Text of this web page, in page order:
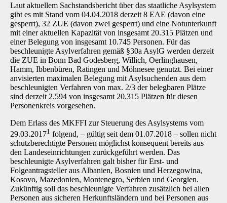
Laut aktuellem Sachstandsbericht über das staatliche Asylsystem
gibt es mit Stand vom 04.04.2018 derzeit 8 EAE (davon eine
gesperrt), 32 ZUE (davon zwei gesperrt) und eine Notunterkunft
mit einer aktuellen Kapazität von insgesamt 20.315 Plätzen und
einer Belegung von insgesamt 10.745 Personen. Für das
beschleunigte Asylverfahren gemäß §30a AsylG werden derzeit
die ZUE in Bonn Bad Godesberg, Willich, Oerlinghausen,
Hamm, Ibbenbüren, Ratingen und Möhnesee genutzt. Bei einer
anvisierten maximalen Belegung mit Asylsuchenden aus dem
beschleunigten Verfahren von max. 2/3 der belegbaren Plätze
sind derzeit 2.594 von insgesamt 20.315 Plätzen für diesen
Personenkreis vorgesehen.
Dem Erlass des MKFFI zur Steuerung des Asylsystems vom
29.03.20171 folgend, – gültig seit dem 01.07.2018 – sollen nicht
schutzberechtigte Personen möglichst konsequent bereits aus
den Landeseinrichtungen zurückgeführt werden. Das
beschleunigte Asylverfahren galt bisher für Erst- und
Folgeantragsteller aus Albanien, Bosnien und Herzegowina,
Kosovo, Mazedonien, Montenegro, Serbien und Georgien.
Zukünftig soll das beschleunigte Verfahren zusätzlich bei allen
Personen aus sicheren Herkunftsländern und bei Personen aus